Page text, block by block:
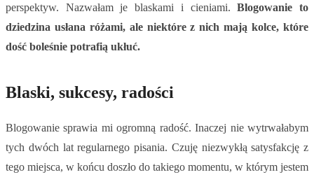
perspektyw. Nazwałam je blaskami i cieniami.Blogowanie to
dziedzina usłana różami, ale niektóre z nich mają kolce, które
dość boleśnie potrafią ukłuć.
Blaski, sukcesy, radości
Blogowanie sprawia mi ogromną radość. Inaczej nie wytrwałabym
tych dwóch lat regularnego pisania. Czuję niezwykłą satysfakcję z
tego miejsca, w końcu doszło do takiego momentu, w którym jestem